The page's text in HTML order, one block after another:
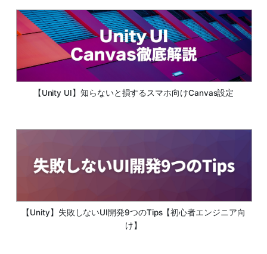
【Unity UI】知らないと損するスマホ向けCanvas設定
【Unity】失敗しないUI開発9つのTips【初心者エンジニア向
け】